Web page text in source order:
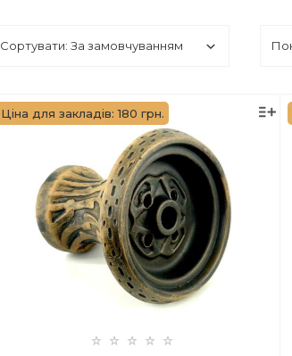
Ціна для закладів: 180 грн.